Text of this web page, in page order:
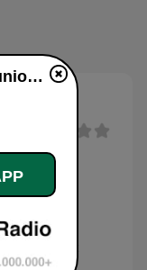
Rire & Chansons Réunion en ligne